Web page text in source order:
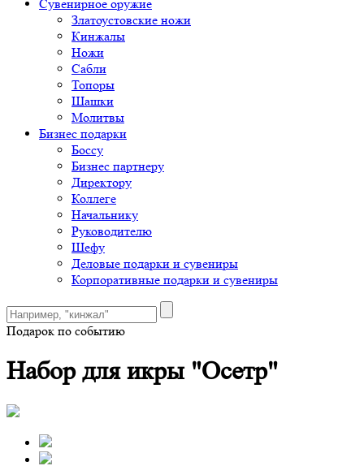
Сувенирное оружие
Златоустовские ножи
Кинжалы
Ножи
Сабли
Топоры
Шашки
Молитвы
Бизнес подарки
Боссу
Бизнес партнеру
Директору
Коллеге
Начальнику
Руководителю
Шефу
Деловые подарки и сувениры
Корпоративные подарки и сувениры
Подарок по событию
Набор для икры "Осетр"